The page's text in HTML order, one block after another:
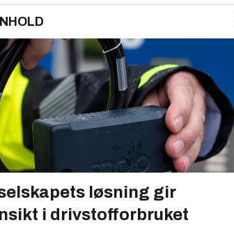
løsning gir
i drivstofforbruket